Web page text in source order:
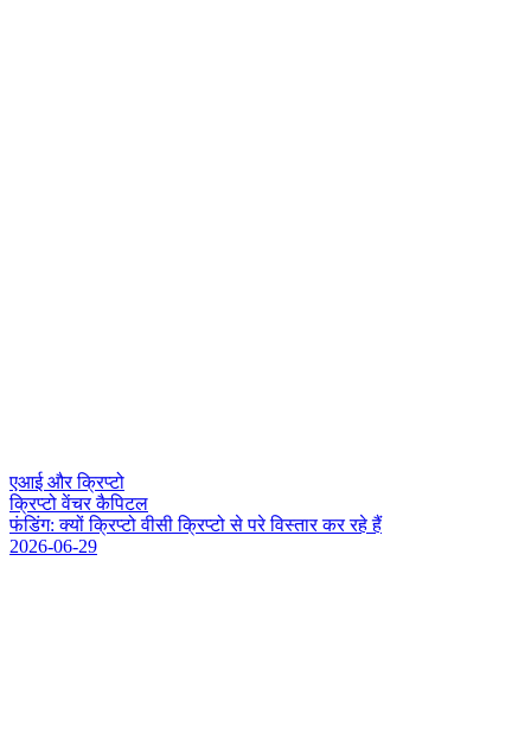
एआई और क्रिप्टो
क्रिप्टो वेंचर कैपिटल
फडग: कय कपट वस कपट स पर वसतर कर रह ह
2026-06-29